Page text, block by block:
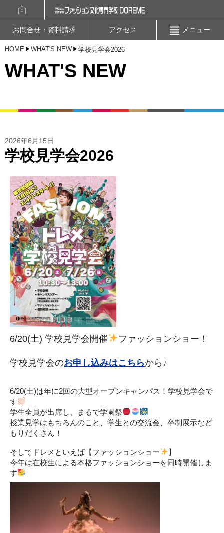
お問合せ・資料請求 アクセス メニュー
資料請求 オープンキャンパスお申込み
HOME WHAT'S NEW 学校見学会2026
WHAT'S NEW
2026年6月15日
学校見学会2026
6/20(土) 学校見学会開催 ファッションショー！
学校見学会のお申し込みはこちらから♪
6/20(土)は年に2回の大型オープンキャンパス！学校見学会で
す
学生全員が出席し、まるで学園祭
授業見学はもちろんのこと、学生との交流会、卒制展示など
もりだくさん！
そしてドレメといえば【ファッションショー
】
今年は在校生による本格ファッションショーを同時開催しま
す